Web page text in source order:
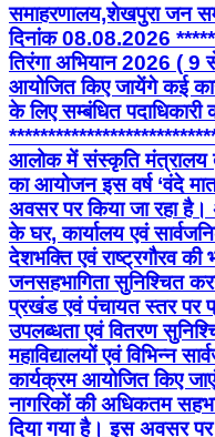
समाहरणालय,शेखपुरा जन
दिनांक 08.08.2026
तिरंगा अभियान 2026 (
आयोजित किए जायेंगे कई
के लिए सम्बंधित
आलोक में संस्कृति मंत्रालय
का आयोजन इस वर्ष ‘वंदे
अवसर पर किया जा रहा है।
के घर, कार्यालय एवं
देशभक्ति एवं राष्ट्रगौरव
जनसहभागिता सुनिश्चित
प्रखंड एवं पंचायत स्तर पर
उपलब्धता एवं वितरण
महाविद्यालयों एवं विभिन्न
कार्यक्रम आयोजित किए
नागरिकों की अधिकतम
दिया गया है। इस अवसर पर